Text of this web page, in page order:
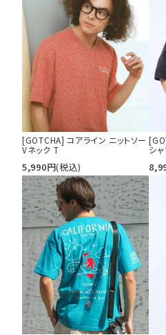
[GOTCHA] コアライン ニットソー
Vネック T
5,990円(税込)
シ